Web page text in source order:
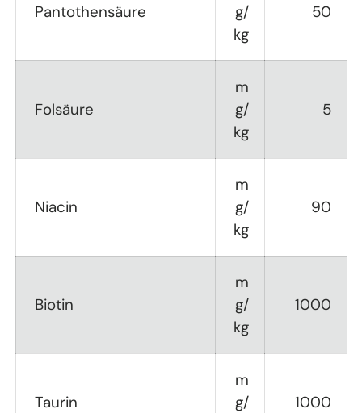
Pantothensäure
g/
kg
50
Folsäure
m
g/
kg
5
Niacin
m
g/
kg
90
Biotin
m
g/
kg
1000
Taurin
m
g/
1000